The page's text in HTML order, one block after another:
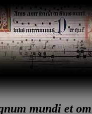
mundi et